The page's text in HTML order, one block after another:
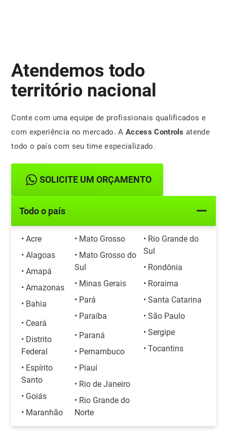
Atendemos todo
território nacional
Conte com uma equipe de profissionais qualificados e
com experiência no mercado. AAccess Controls atende
todo o país com seu time especializado.
SOLICITE UM ORÇAMENTO
Todo o país
• Acre
• Alagoas
• Amapá
• Amazonas
• Bahia
• Ceará
• Distrito
Federal
• Espírito
Santo
• Goiás
• Maranhão
• Mato Grosso
• Mato Grosso do
Sul
• Minas Gerais
• Pará
• Paraíba
• Paraná
• Pernambuco
• Piauí
• Rio de Janeiro
• Rio Grande do
Norte
• Rio Grande do
Sul
• Rondônia
• Roraima
• Santa Catarina
• São Paulo
• Sergipe
• Tocantins